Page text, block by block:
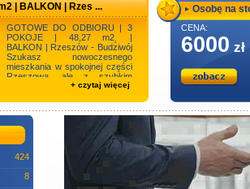
| BALKON | Rzes ...
GOTOWE DO ODBIORU | 3
POKOJE | 48,27 m2˛ |
BALKON | Rzeszów - Budziwój
Szukasz nowoczesnego
mieszkania w spokojnej części
Rzeszowa, ale z szybkim
dojazdem do centrum? Ta
+ czytaj więcej
Osobę na
CENA:
6000 zł
424
8